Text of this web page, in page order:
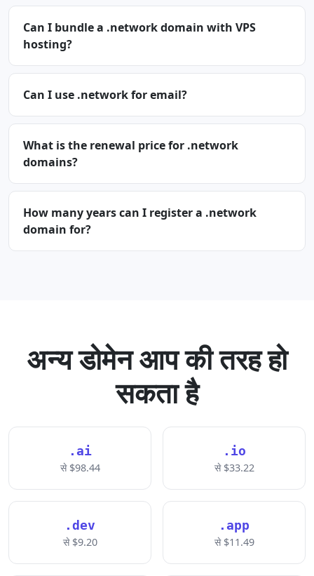
Can I bundle a .network domain with VPS
hosting?
Can I use .network for email?
What is the renewal price for .network
domains?
How many years can I register a .network
domain for?
अन्य डोमेन आप की तरह हो
सकता है
.ai
से $98.44
.io
से $33.22
.dev
से $9.20
.app
से $11.49